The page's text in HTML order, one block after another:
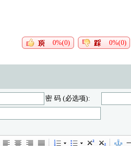
0%(0) 0%(0)
密 码 (必选项):